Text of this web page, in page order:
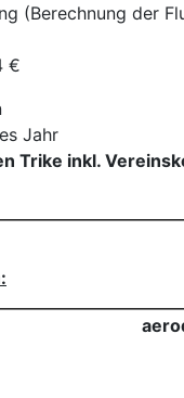
(Berechnung der
€
Jahr
Trike inkl.